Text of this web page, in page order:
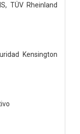
TÜV Rheinland
Kensington